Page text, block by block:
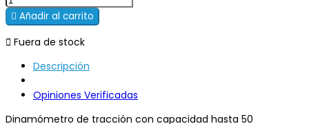
 Añadir al carrito
 Fuera de stock
Descripción
Opiniones Verificadas
Dinamómetro de tracción con capacidad hasta 50